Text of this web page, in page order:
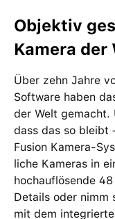
Objektiv
Kamera der
Über zehn Jahre
Soft­ware haben
der Welt gemacht.
dass das so bleibt
Fusion Kamera-
liche Kameras in
hochauflösende
Details oder nimm
mit dem